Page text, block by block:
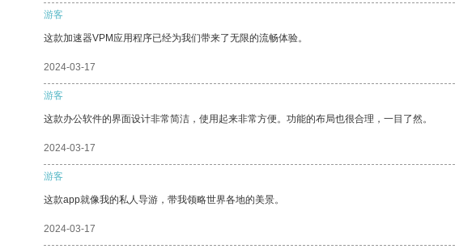
游客
这款加速器VPM应用程序已经为我们带来了无限的流畅体验。
2024-03-17
游客
这款办公软件的界面设计非常简洁，使用起来非常方便。功能的布局也很合理，一目了然。
2024-03-17
游客
这款app就像我的私人导游，带我领略世界各地的美景。
2024-03-17